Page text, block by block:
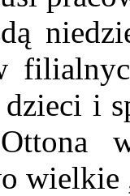
i
wielkie